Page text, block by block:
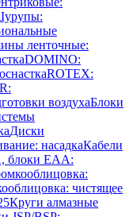
ленточные:
DOMINO:
ROTEX:
воздухаБлоки
Диски
насадкаКабели
блоки EAA:
чистящее
Круги алмазные